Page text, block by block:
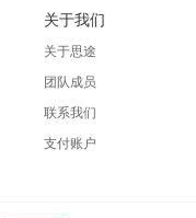
关于我们
关于思途
团队成员
联系我们
支付账户